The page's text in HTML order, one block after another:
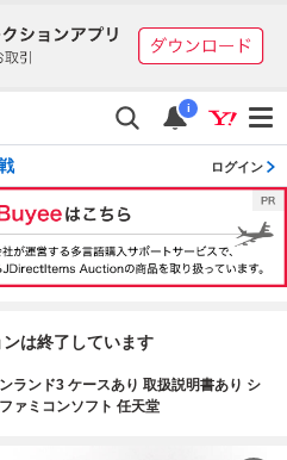
i
ログイン
は終了しています
ランド3 ケースあり 取扱説明書あり シ
ァミコンソフト 任天堂